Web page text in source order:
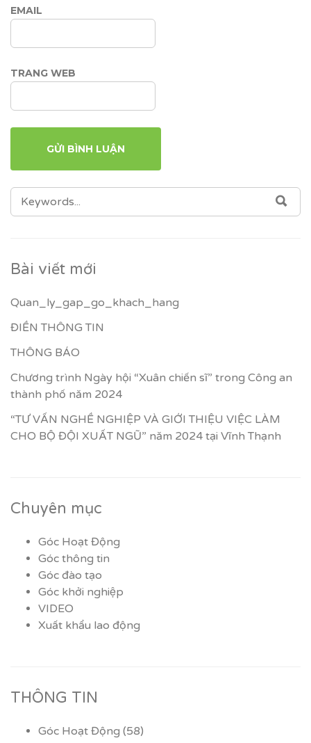
EMAIL
TRANG WEB
SEARCH
FOR:
Bài viết mới
Quan_ly_gap_go_khach_hang
ĐIỀN THÔNG TIN
THÔNG BÁO
Chương trình Ngày hội “Xuân chiến sĩ” trong Công an
thành phố năm 2024
“TƯ VẤN NGHỀ NGHIỆP VÀ GIỚI THIỆU VIỆC LÀM
CHO BỘ ĐỘI XUẤT NGŨ” năm 2024 tại Vĩnh Thạnh
Chuyên mục
Góc Hoạt Động
Góc thông tin
Góc đào tạo
Góc khởi nghiệp
VIDEO
Xuất khẩu lao động
THÔNG TIN
Góc Hoạt Động (58)